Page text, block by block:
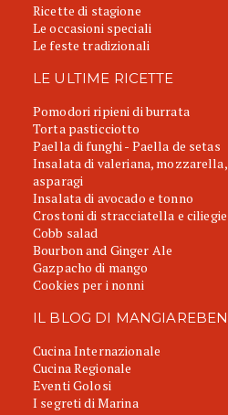
Ricette di stagione
Le occasioni speciali
Le feste tradizionali
LE ULTIME RICETTE
Pomodori ripieni di burrata
Torta pasticciotto
Paella di funghi - Paella de setas
Insalata di valeriana,
asparagi
Insalata di avocado e tonno
Crostoni di stracciatella e ciliegie
Cobb salad
Bourbon and Ginger Ale
Gazpacho di mango
Cookies per i nonni
IL BLOG DI
Cucina Internazionale
Cucina Regionale
Eventi Golosi
I segreti di Marina